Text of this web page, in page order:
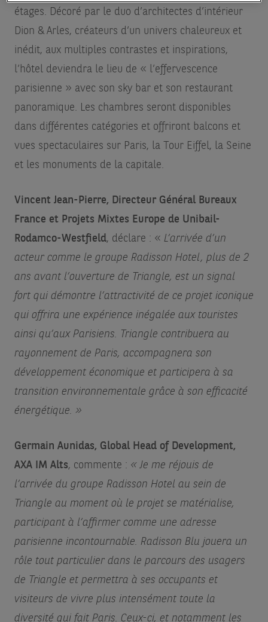
étages. Décoré par le duo d’architectes d’intérieur
Dion & Arles, créateurs d’un univers chaleureux et
inédit, aux multiples contrastes et inspirations,
l’hôtel deviendra le lieu de « l’effervescence
parisienne » avec son sky bar et son restaurant
panoramique. Les chambres seront disponibles
dans différentes catégories et offriront balcons et
vues spectaculaires sur Paris, la Tour Eiffel, la Seine
et les monuments de la capitale.
Vincent Jean-Pierre, Directeur Général Bureaux
France et Projets Mixtes Europe de Unibail-
Rodamco-Westfield, déclare : « L’arrivée d’un
acteur comme le groupe Radisson Hotel, plus de 2
ans avant l’ouverture de Triangle, est un signal
fort qui démontre l’attractivité de ce projet iconique
qui offrira une expérience inégalée aux touristes
ainsi qu’aux Parisiens. Triangle contribuera au
rayonnement de Paris, accompagnera son
développement économique et participera à sa
transition environnementale grâce à son efficacité
énergétique. »
Germain Aunidas, Global Head of Development,
AXA IM Alts, commente : « Je me réjouis de
l’arrivée du groupe Radisson Hotel au sein de
Triangle au moment où le projet se matérialise,
participant à l’affirmer comme une adresse
parisienne incontournable. Radisson Blu jouera un
rôle tout particulier dans le parcours des usagers
de Triangle et permettra à ses occupants et
visiteurs de vivre plus intensément toute la
diversité qui fait Paris. Ceux-ci, et notamment les